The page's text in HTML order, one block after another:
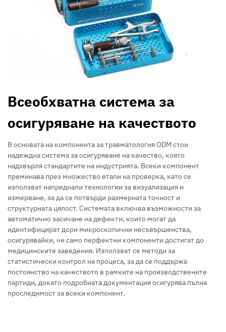
Всеобхватна система за
осигуряване на качеството
В основата на компонента за травматология ODM стои
надеждна система за осигуряване на качество, която
надхвърля стандартите на индустрията. Всеки компонент
преминава през множество етапи на проверка, като се
използват напреднали технологии за визуализация и
измерване, за да се потвърди размерната точност и
структурната цялост. Системата включва възможности за
автоматично засичане на дефекти, които могат да
идентифицират дори микроскопични несъвършенства,
осигурявайки, че само перфектни компоненти достигат до
медицинските заведения. Използват се методи за
статистически контрол на процеса, за да се поддържа
постоянство на качеството в рамките на производствените
партиди, докато подробната документация осигурява пълна
проследимост за всеки компонент.